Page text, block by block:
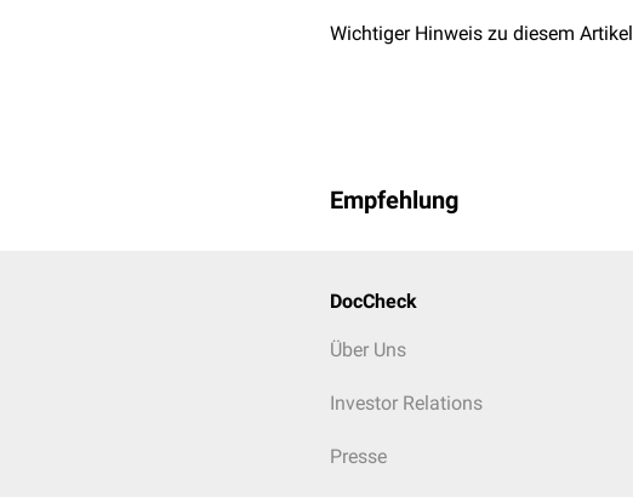
Wichtiger Hinweis zu diesem Artikel
Empfehlung
DocCheck
Über Uns
Investor Relations
Presse